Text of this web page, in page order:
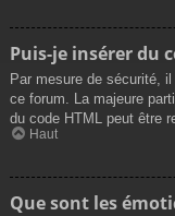
Puis-je insérer du
Par mesure de sécurité,
ce forum. La majeure
du code HTML peut être
Haut
Que sont les